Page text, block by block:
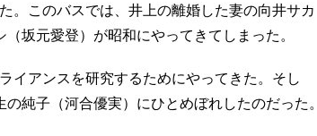
。このバスでは、井上の離婚した妻の向井サカ
坂元愛登）が昭和にやってきてしまった。
イアンスを研究するためにやってきた。そし
純子（河合優実）にひとめぼれしたのだった。